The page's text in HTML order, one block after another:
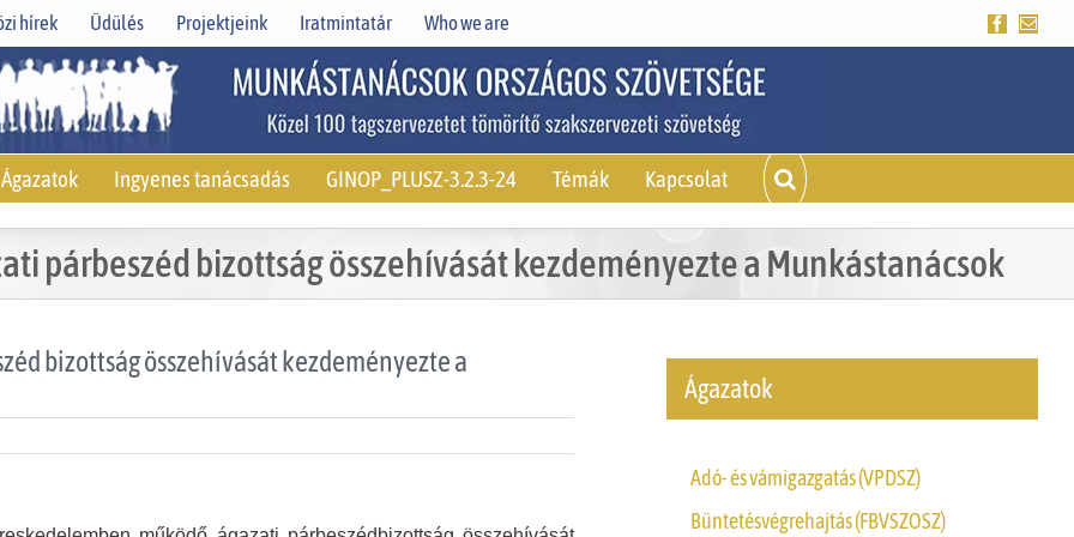
hírek Üdülés Projektjeink Iratmintatár Who we are Facebook
Ágazatok Ingyenes tanácsadás GINOP_PLUSZ-3.2.3-24 Témák Kapcsolat
párbeszéd bizottság összehívását kezdeményezte a Munkástanácsok
bizottság összehívását kezdeményezte a
Ágazatok
Adó- és vámigazgatás (VPDSZ)
Büntetésvégrehajtás (FBVSZOSZ)